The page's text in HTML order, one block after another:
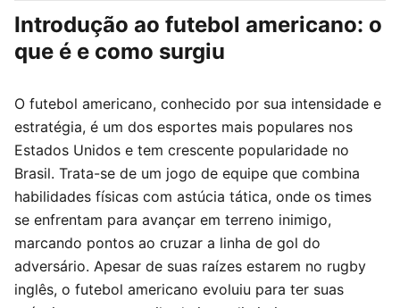
Introdução ao futebol americano: o
que é e como surgiu
O futebol americano, conhecido por sua intensidade e
estratégia, é um dos esportes mais populares nos
Estados Unidos e tem crescente popularidade no
Brasil. Trata-se de um jogo de equipe que combina
habilidades físicas com astúcia tática, onde os times
se enfrentam para avançar em terreno inimigo,
marcando pontos ao cruzar a linha de gol do
adversário. Apesar de suas raízes estarem no rugby
inglês, o futebol americano evoluiu para ter suas